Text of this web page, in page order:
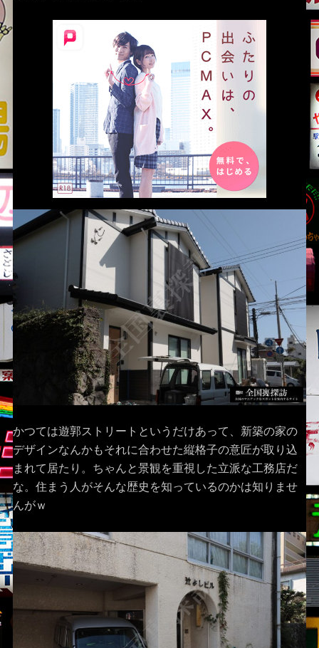
かつては遊郭ストリートというだけあって、新築の家の
デザインなんかもそれに合わせた縦格子の意匠が取り込
まれて居たり。ちゃんと景観を重視した立派な工務店だ
な。住まう人がそんな歴史を知っているのかは知りませ
んがｗ